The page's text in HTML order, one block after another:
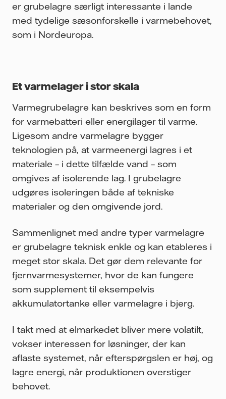
er grubelagre særligt interessante i lande
med tydelige sæsonforskelle i varmebehovet,
som i Nordeuropa.
Et varmelager i stor skala
Varmegrubelagre kan beskrives som en form
for varmebatteri eller energilager til varme.
Ligesom andre varmelagre bygger
teknologien på, at varmeenergi lagres i et
materiale – i dette tilfælde vand – som
omgives af isolerende lag. I grubelagre
udgøres isoleringen både af tekniske
materialer og den omgivende jord.
Sammenlignet med andre typer varmelagre
er grubelagre teknisk enkle og kan etableres i
meget stor skala. Det gør dem relevante for
fjernvarmesystemer, hvor de kan fungere
som supplement til eksempelvis
akkumulatortanke eller varmelagre i bjerg.
I takt med at elmarkedet bliver mere volatilt,
vokser interessen for løsninger, der kan
aflaste systemet, når efterspørgslen er høj, og
lagre energi, når produktionen overstiger
behovet.